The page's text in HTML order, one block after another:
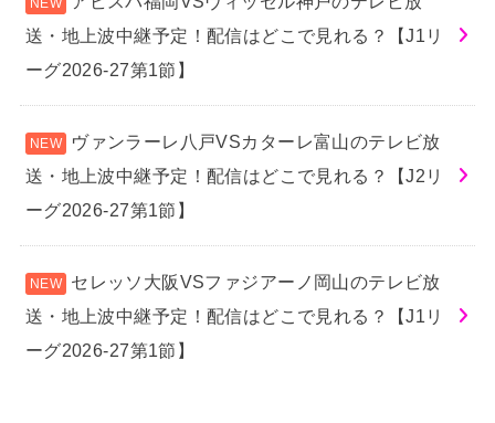
送・地上波中継予定！配信はどこで見れる？【J1リ
ーグ2026-27第1節】
ヴァンラーレ八戸VSカターレ富山のテレビ放
送・地上波中継予定！配信はどこで見れる？【J2リ
ーグ2026-27第1節】
セレッソ大阪VSファジアーノ岡山のテレビ放
送・地上波中継予定！配信はどこで見れる？【J1リ
ーグ2026-27第1節】